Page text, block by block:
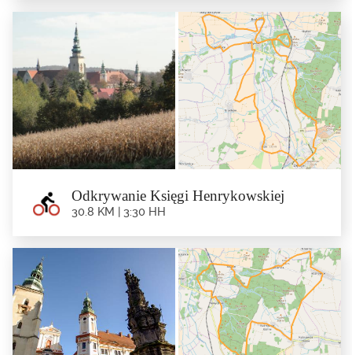
Na północ od południa
38.4 km | 5:00 hh
Trasa: Ziębice – Osina Wielka – Wilemowice – Dębowiec – Kalinowice...
Odkrywanie Księgi Henrykowskiej
30.8 KM | 3:30 HH
Odkrywanie Księgi Henrykowskiej
30.8 km | 3:30 hh
Trasa: Ziębice – Źródło Cyryla – Henryków – Brukalice –...